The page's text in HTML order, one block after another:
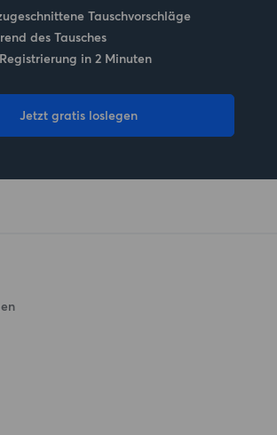
Tauschvorschläge
des Tausches
in 2 Minuten
Jetzt gratis loslegen